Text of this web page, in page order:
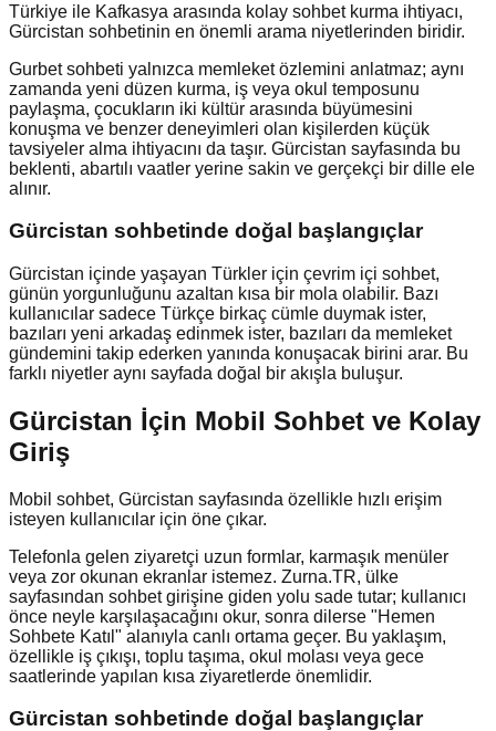
Türkiye ile Kafkasya arasında kolay sohbet kurma ihtiyacı,
Gürcistan sohbetinin en önemli arama niyetlerinden biridir.
Gurbet sohbeti yalnızca memleket özlemini anlatmaz; aynı
zamanda yeni düzen kurma, iş veya okul temposunu
paylaşma, çocukların iki kültür arasında büyümesini
konuşma ve benzer deneyimleri olan kişilerden küçük
tavsiyeler alma ihtiyacını da taşır. Gürcistan sayfasında bu
beklenti, abartılı vaatler yerine sakin ve gerçekçi bir dille ele
alınır.
Gürcistan sohbetinde doğal başlangıçlar
Gürcistan içinde yaşayan Türkler için çevrim içi sohbet,
günün yorgunluğunu azaltan kısa bir mola olabilir. Bazı
kullanıcılar sadece Türkçe birkaç cümle duymak ister,
bazıları yeni arkadaş edinmek ister, bazıları da memleket
gündemini takip ederken yanında konuşacak birini arar. Bu
farklı niyetler aynı sayfada doğal bir akışla buluşur.
Gürcistan İçin Mobil Sohbet ve Kolay
Giriş
Mobil sohbet, Gürcistan sayfasında özellikle hızlı erişim
isteyen kullanıcılar için öne çıkar.
Telefonla gelen ziyaretçi uzun formlar, karmaşık menüler
veya zor okunan ekranlar istemez. Zurna.TR, ülke
sayfasından sohbet girişine giden yolu sade tutar; kullanıcı
önce neyle karşılaşacağını okur, sonra dilerse "Hemen
Sohbete Katıl" alanıyla canlı ortama geçer. Bu yaklaşım,
özellikle iş çıkışı, toplu taşıma, okul molası veya gece
saatlerinde yapılan kısa ziyaretlerde önemlidir.
Gürcistan sohbetinde doğal başlangıçlar